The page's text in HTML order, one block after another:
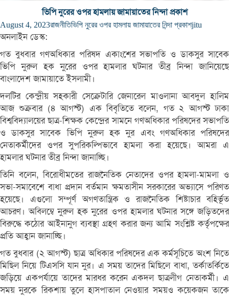
ভিপি নুরের ওপর হামলায় জামায়াতের নিন্দা প্রকাশ
August 4, 2023রাজনীতিভিপি নুরের ওপর হামলায় জামায়াতের নিন্দা প্রকাশjitu
অনলাইন ডেস্ক:
গত বুধবার গণঅধিকার পরিষদ একাংশের সভাপতি ও ডাকসুর সাবেক
ভিপি নুরুল হক নুরের ওপর হামলার ঘটনার তীব্র নিন্দা জানিয়েছে
বাংলাদেশ জামায়াতে ইসলামী।
দলটির কেন্দ্রীয় সহকারী সেক্রেটারি জেনারেল মাওলানা আবদুল হালিম
আজ শুক্রবার (৪ আগস্ট) এক বিবৃতিতে বলেন, গত ২ আগস্ট ঢাকা
বিশ্ববিদ্যালয়ের ছাত্র-শিক্ষক কেন্দ্রের সামনে গণঅধিকার পরিষদের সভাপতি
ও ডাকসুর সাবেক ভিপি নুরুল হক নুর এবং গণঅধিকার পরিষদের
নেতাকর্মীদের ওপর সুপরিকল্পিভাবে হামলা করা হয়েছে। আমরা এ
হামলার ঘটনার তীব্র নিন্দা জানাচ্ছি।
তিনি বলেন, বিরোধীমতের রাজনৈতিক নেতাদের ওপর হামলা-মামলা ও
সভা-সমাবেশে বাধা প্রদান বর্তমান ক্ষমতাসীন সরকারের অভ্যাসে পরিণত
হয়েছে। এগুলো সম্পূর্ণ অগণতান্ত্রিক ও রাজনৈতিক শিষ্টাচার বহির্ভূত
আচরণ। অবিলম্বে নুরুল হক নুরের ওপর হামলার ঘটনার সঙ্গে জড়িতদের
বিরুদ্ধে কঠোর আইনানুগ ব্যবস্থা গ্রহণ করার জন্য আমি সংশ্লিষ্ট কর্তৃপক্ষের
প্রতি আহ্বান জানাচ্ছি।
গত বুধবার (২ আগস্ট) ছাত্র অধিকার পরিষদের এক কর্মসূচিতে অংশ নিতে
মিছিল নিয়ে টিএসসি যান নুর। এ সময় তাদের মিছিলে বাধা, তর্কাতর্কিতে
জড়িয়ে একপর্যায়ে তাদের মারধর করেন একদল ছাত্রলীগ নেতাকর্মী। এ
সময় নুরকে রিকশায় তুলে হাসপাতাল নেওয়ার সময়ও কয়েকজন তাকে